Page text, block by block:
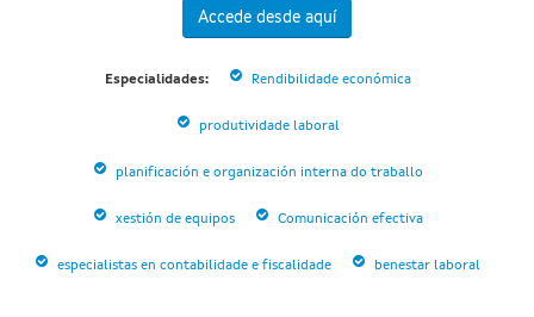
Accede desde aquí
Especialidades: Rendibilidade económica
produtividade laboral
planificación e organización interna do traballo
xestión de equipos Comunicación efectiva
especialistas en contabilidade e fiscalidade benestar laboral